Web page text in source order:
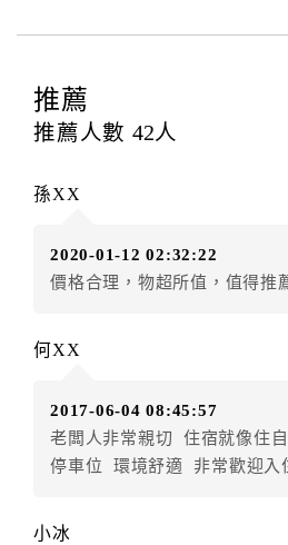
四、訂單異動
提出申辦不得異動訂單。
每筆訂單異動限定
辦理取消退款。
房者應補足差額。（限原訂飯店）
房者不得要求退其差額。（限原
額3個月
．訂房者使用「保留住宿金額」
店客滿，敬請及早計畫，如逾時
件放棄訂單（住宿權益）。 （限
得辦理取消退款。
推薦
推薦人數 42人
孫XX
2020-01-12 02:32:22
價格合理，物超所值，值得推
何XX
2017-06-04 08:45:57
老闆人非常親切 住宿就像住
停車位 環境舒適 非常歡迎入
小冰